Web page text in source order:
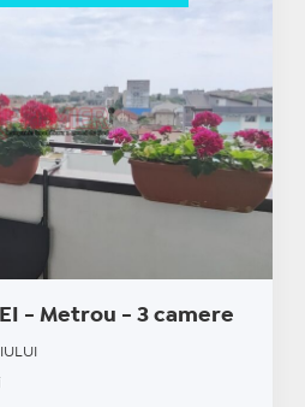
- Metrou - 3 camere